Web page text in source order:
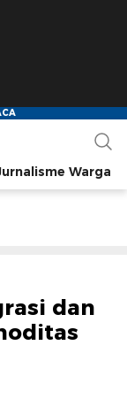
Warga
dan